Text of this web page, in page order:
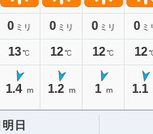
0 ミリ
13℃
1.4 m
0 ミリ
12℃
1.2 m
0 ミリ
12℃
1 m
0 ミ
12
1.1
日